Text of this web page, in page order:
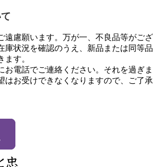
遠慮願います。万が一、不良品等がござ
庫状況を確認のうえ、新品または同等品
ます。
お電話でご連絡ください。それを過ぎま
はお受けできなくなりますので、ご了承